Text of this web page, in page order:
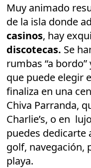
Muy animado
de la isla donde
casinos, hay
discotecas. Se
rumbas “a
que puede elegir
finaliza en una
Chiva Parranda,
Charlie’s, o en
puedes dedicarte
golf, navegación,
playa.